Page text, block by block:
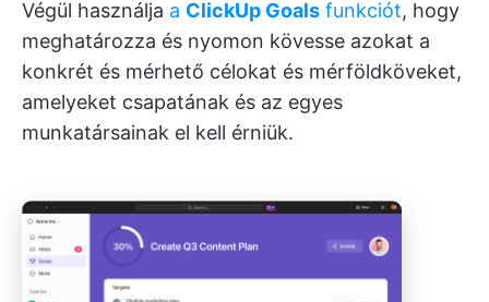
Végül használja a ClickUp Goals funkciót, hogy
meghatározza és nyomon kövesse azokat a
konkrét és mérhető célokat és mérföldköveket,
amelyeket csapatának és az egyes
munkatársainak el kell érniük.